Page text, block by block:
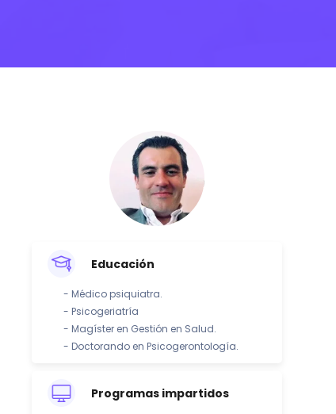
Educación
- Médico psiquiatra.
- Psicogeriatría
- Magíster en Gestión en Salud.
- Doctorando en Psicogerontología.
Programas impartidos